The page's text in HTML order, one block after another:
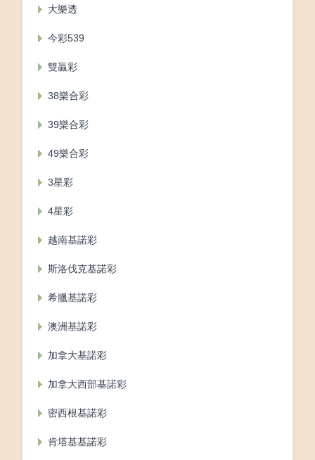
大樂透
今彩539
雙贏彩
38樂合彩
39樂合彩
49樂合彩
3星彩
4星彩
越南基諾彩
斯洛伐克基諾彩
希臘基諾彩
澳洲基諾彩
加拿大基諾彩
加拿大西部基諾彩
密西根基諾彩
肯塔基基諾彩